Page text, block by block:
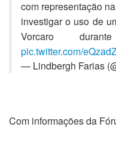
com representação
investigar o uso de
Vorcaro
pic.twitter.com/
— Lindbergh Farias
Com informações da